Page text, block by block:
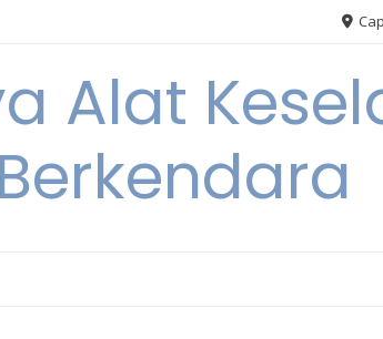
Alat